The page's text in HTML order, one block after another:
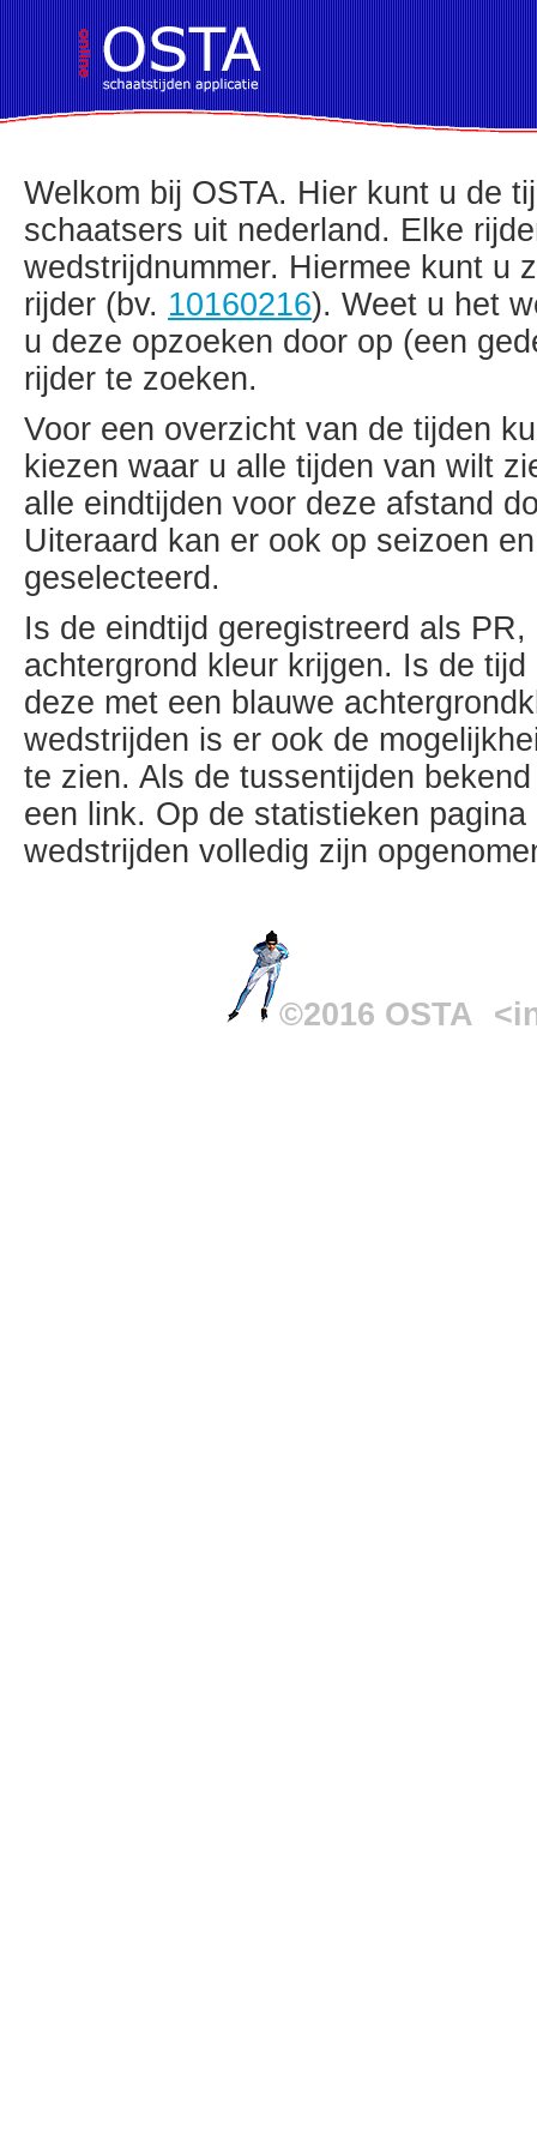
!DOCTYPE HTML PUBLIC "-//
Welkom bij OSTA. Hier kunt u de
schaatsers uit nederland. Elke
wedstrijdnummer. Hiermee kunt u
rijder (bv. 10160216). Weet u het
u deze opzoeken door op (een
rijder te zoeken.
Voor een overzicht van de tijden
kiezen waar u alle tijden van wilt
alle eindtijden voor deze afstand
Uiteraard kan er ook op seizoen
geselecteerd.
Is de eindtijd geregistreerd als
achtergrond kleur krijgen. Is de
deze met een blauwe
wedstrijden is er ook de
te zien. Als de tussentijden
een link. Op de statistieken
wedstrijden volledig zijn
©2016 OSTA